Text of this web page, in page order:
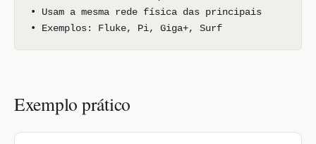
• Usam a mesma rede física das principais
• Exemplos: Fluke, Pi, Giga+, Surf
Exemplo prático